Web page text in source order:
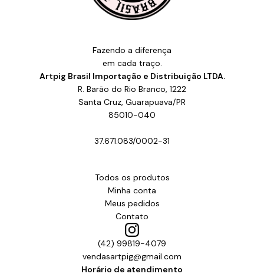
Fazendo a diferença
em cada traço.
Artpig Brasil Importação e Distribuição LTDA.
R. Barão do Rio Branco, 1222
Santa Cruz, Guarapuava/PR
85010-040
37.671.083/0002-31
Todos os produtos
Minha conta
Meus pedidos
Contato
(42) 99819-4079
vendasartpig@gmail.com
Horário de atendimento